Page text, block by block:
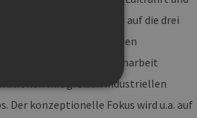
dessen Verteilung auf die drei
ein Vorzeigeprojekt für den
zielorientierte Zusammenarbeit
mit großen industriellen
Der konzeptionelle Fokus wird u.a. auf